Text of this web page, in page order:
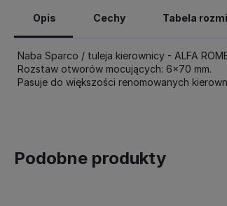
Opis Cechy Tabela
Naba Sparco / tuleja kierownicy - ALFA
Rozstaw otworów mocujących: 6x70 mm.
Pasuje do większości renomowanych
Podobne produkty